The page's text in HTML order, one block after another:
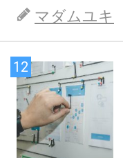
マダムユキ
12